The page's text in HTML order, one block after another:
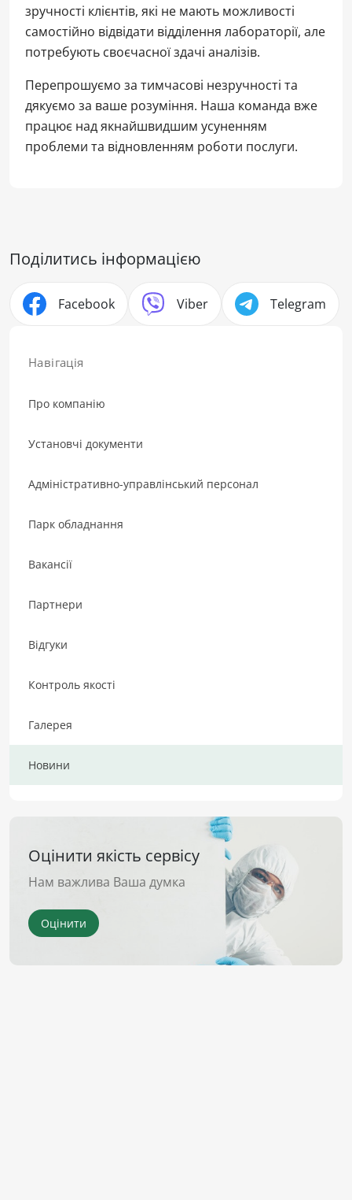
Навігація
Про компанію
Установчі документи
Адміністративно-управлінський персонал
Парк обладнання
Вакансії
Партнери
Відгуки
Контроль якості
Галерея
Новини
Оцінити якість сервісу
Нам важлива Ваша думка
Оцінити
зручності клієнтів, які не мають можливості
самостійно відвідати відділення лабораторії, але
потребують своєчасної здачі аналізів.
Перепрошуємо за тимчасові незручності та
дякуємо за ваше розуміння. Наша команда вже
працює над якнайшвидшим усуненням
проблеми та відновленням роботи послуги.
Поділитись інформацією
Facebook Viber Telegram